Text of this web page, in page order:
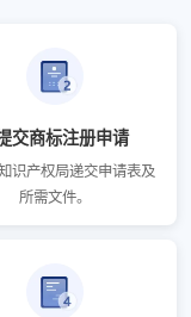
交商标注册申请
识产权局递交申请表及
所需文件。